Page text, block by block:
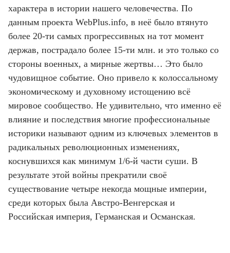
характера в истории нашего человечества. По
данным проекта WebPlus.info, в неё было втянуто
более 20-ти самых прогрессивных на тот момент
держав, пострадало более 15-ти млн. и это только со
стороны военных, а мирные жертвы… Это было
чудовищное событие. Оно привело к колоссальному
экономическому и духовному истощению всё
мировое сообщество. Не удивительно, что именно её
влияние и последствия многие профессиональные
историки называют одним из ключевых элементов в
радикальных революционных изменениях,
коснувшихся как минимум 1/6-й части суши. В
результате этой войны прекратили своё
существование четыре некогда мощные империи,
среди которых была Австро-Венгерская и
Российская империя, Германская и Османская.